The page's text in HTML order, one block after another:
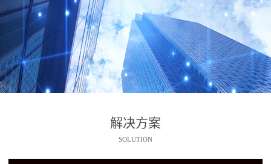
解决方案
SOLUTION